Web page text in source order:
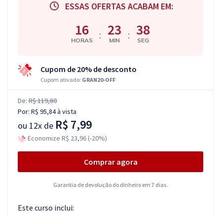
ESSAS OFERTAS ACABAM EM:
16
HORAS : 23
MIN : 38
SEG
Cupom de 20% de desconto
Cupom ativado: GRAN20-OFF
De: R$ 119,80
Por: R$ 95,84à vista
ou 12x de R$ 7,99
Economize R$ 23,96 (-20%)
Comprar agora
Garantia de devolução do dinheiro em 7 dias.
Este curso inclui: